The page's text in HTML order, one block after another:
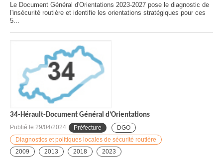
Le Document Général d'Orientations 2023-2027 pose le diagnostic de
l'insécurité routière et identifie les orientations stratégiques pour ces
5...
34-Hérault-Document Général d’Orientations
Publié le 29/04/2024 Préfecture
DGO
Diagnostics et politiques locales de sécurité routière
2009
2013 2018 2023